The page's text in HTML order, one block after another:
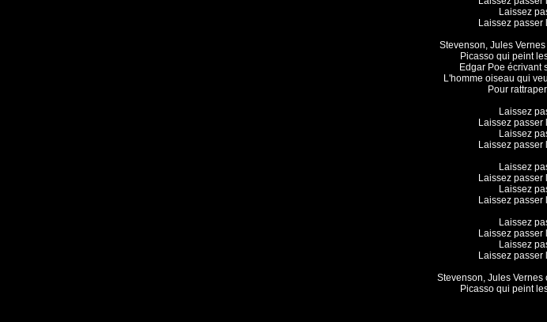
Laissez
Laissez passer
Stevenson, Jules Vernes
Picasso qui peint
Edgar Poe écrivant
L'homme oiseau qui
Pour
Laissez
Laissez passer
Laissez
Laissez passer
Laissez
Laissez passer
Laissez
Laissez passer
Laissez
Laissez passer
Laissez
Laissez passer
Stevenson, Jules Vernes
Picasso qui peint